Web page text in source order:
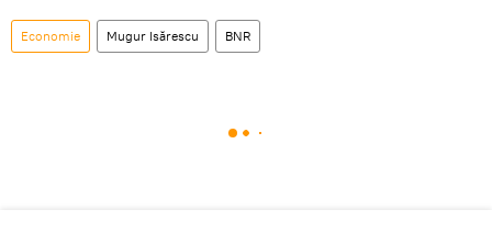
Economie Mugur Isărescu BNR